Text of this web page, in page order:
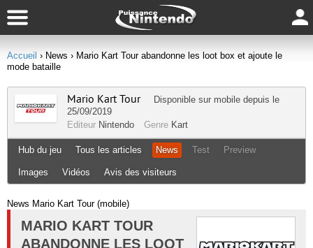
Accueil › News › Mario Kart Tour abandonne les loot box et ajoute le
mode bataille
Mario Kart Tour Disponible sur mobile depuis le
25/09/2019
Editeur Nintendo Genre Kart
Hub du jeu Tous les articles News Test Preview
Images Vidéos Avis des visiteurs
News Mario Kart Tour (mobile)
MARIO KART TOUR
ABANDONNE LES LOOT